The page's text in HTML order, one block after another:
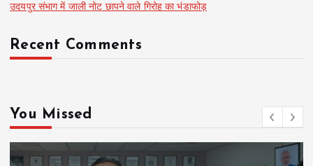
उदयपुर संभाग में जाली नोट छापने वाले गिरोह का भंडाफोड़
Recent Comments
You Missed